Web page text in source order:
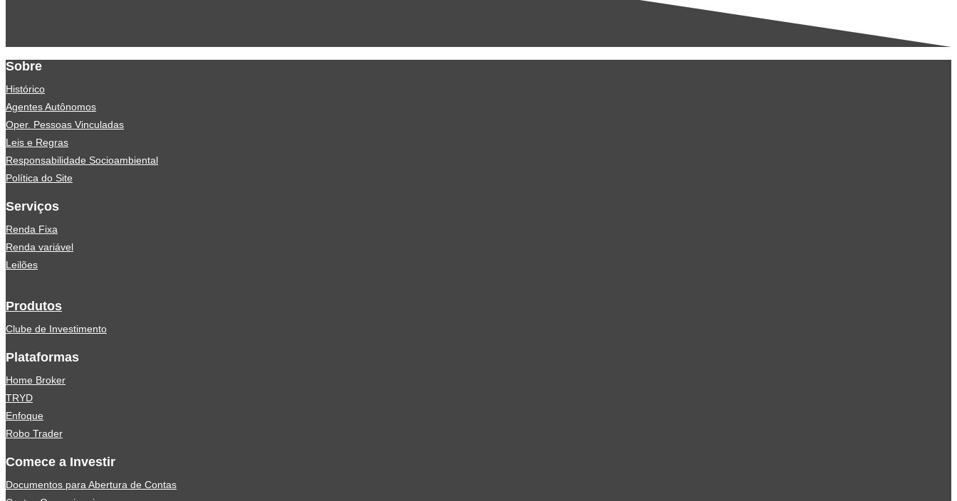
Sobre
Histórico
Agentes Autônomos
Oper. Pessoas Vinculadas
Leis e Regras
Responsabilidade Socioambiental
Política do Site
Serviços
Renda Fixa
Renda variável
Leilões
Produtos
Clube de Investimento
Plataformas
Home Broker
TRYD
Enfoque
Robo Trader
Comece a Investir
Documentos para Abertura de Contas